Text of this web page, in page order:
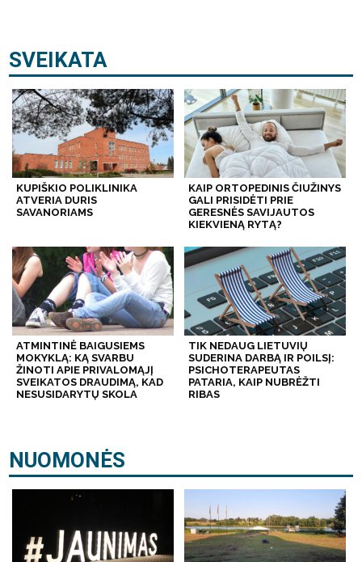
SVEIKATA
KUPIŠKIO POLIKLINIKA
ATVERIA DURIS
SAVANORIAMS
KAIP ORTOPEDINIS ČIUŽINYS
GALI PRISIDĖTI PRIE
GERESNĖS SAVIJAUTOS
KIEKVIENĄ RYTĄ?
ATMINTINĖ BAIGUSIEMS
MOKYKLĄ: KĄ SVARBU
ŽINOTI APIE PRIVALOMĄJĮ
SVEIKATOS DRAUDIMĄ, KAD
NESUSIDARYTŲ SKOLA
TIK NEDAUG LIETUVIŲ
SUDERINA DARBĄ IR POILSĮ:
PSICHOTERAPEUTAS
PATARIA, KAIP NUBRĖŽTI
RIBAS
NUOMONĖS